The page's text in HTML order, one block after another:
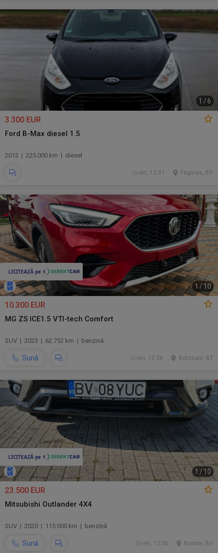
1 / 6
3.300 EUR
Ford B-Max diesel 1.5
2012 | 225.000 km | diesel
Fagaras, BV
ieri, 12:51
1 /10
10.300 EUR
MG ZS ICE1.5 VTI-tech Comfort
SUV | 2023 | 62.752 km | benzină
Sună Botosani, BT
ieri, 12:36
1 /10
23.500 EUR
Mitsubishi Outlander 4X4
SUV | 2020 | 115.000 km | benzină
Sună Brasov, BV
ieri, 12:36